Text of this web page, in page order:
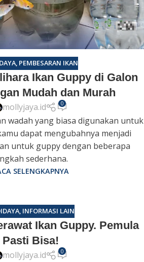
, PEMBESARAN IKAN
Ikan Guppy di Galon
Mudah dan Murah
mollyjaya.id 0
wadah yang biasa digunakan untuk
dapat mengubahnya menjadi
untuk guppy dengan beberapa
sederhana.
SELENGKAPNYA
, INFORMASI LAIN
Ikan Guppy. Pemula
Pasti Bisa!
mollyjaya.id 0